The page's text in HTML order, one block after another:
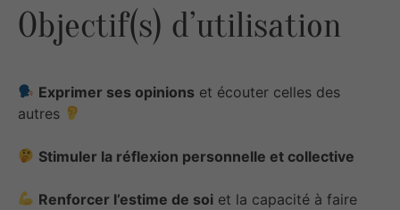
Objectif(s) d’utilisation
Exprimer ses opinions et écouter celles des
autres
Stimuler la réflexion personnelle et collective
Renforcer l’estime de soi et la capacité à faire